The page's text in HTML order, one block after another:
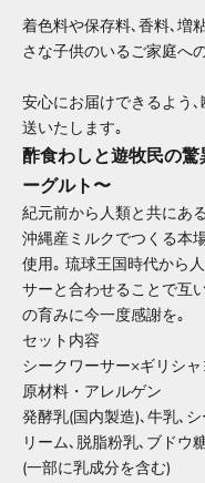
着色料や保存料､香料､増
さな子供のいるご家庭へ
安心にお届けできるよう
送いたします｡
酢食わしと遊牧民の
ーグルト〜
紀元前から人類と共にあ
沖縄産ミルクでつくる本
使用｡ 琉球王国時代から
サーと合わせることで互
の育みに今一度感謝を｡
セット内容
シークワーサー×ギリシ
原材料・アレルゲン
発酵乳(国内製造)､牛乳､
リーム､脱脂粉乳､ブドウ
(一部に乳成分を含む)